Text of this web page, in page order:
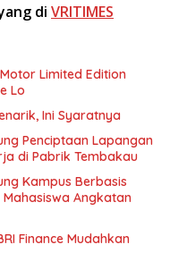
di VRITIMES
Limited Edition
Lo
Ini Syaratnya
Penciptaan Lapangan
di Pabrik Tembakau
Kampus Berbasis
Angkatan
Finance Mudahkan